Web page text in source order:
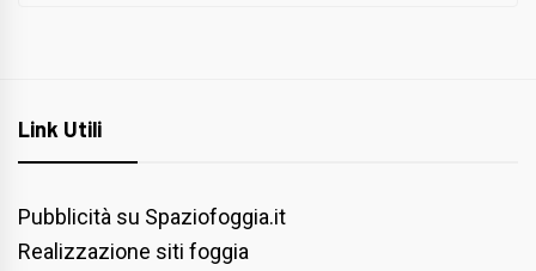
Link Utili
Pubblicità su Spaziofoggia.it
Realizzazione siti foggia